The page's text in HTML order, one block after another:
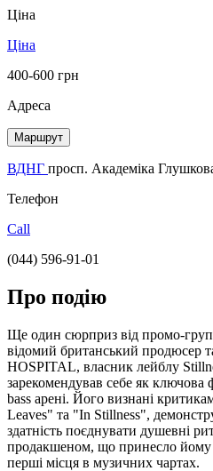
Ціна
Ціна
400-600 грн
Адреса
Маршрут
ВДНГ просп. Академіка
Телефон
Call
(044) 596-91-01
Про подію
Ще один сюрприз від промо-
відомий британський продюсер
HOSPITAL, власник лейблу
зарекомендував себе як ключова
bass арені. Його визнані
Leaves" та "In Stillness",
здатність поєднувати душевні
продакшеном, що принесло йому
перші місця в музичних чартах.